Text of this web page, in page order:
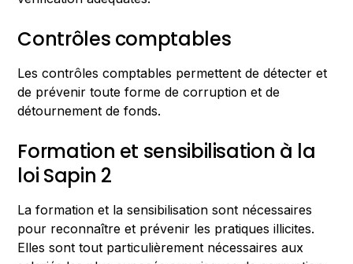
Contrôles comptables
Les contrôles comptables permettent de détecter et
de prévenir toute forme de corruption et de
détournement de fonds.
Formation et sensibilisation à la
loi Sapin 2
La formation et la sensibilisation sont nécessaires
pour reconnaître et prévenir les pratiques illicites.
Elles sont tout particulièrement nécessaires aux